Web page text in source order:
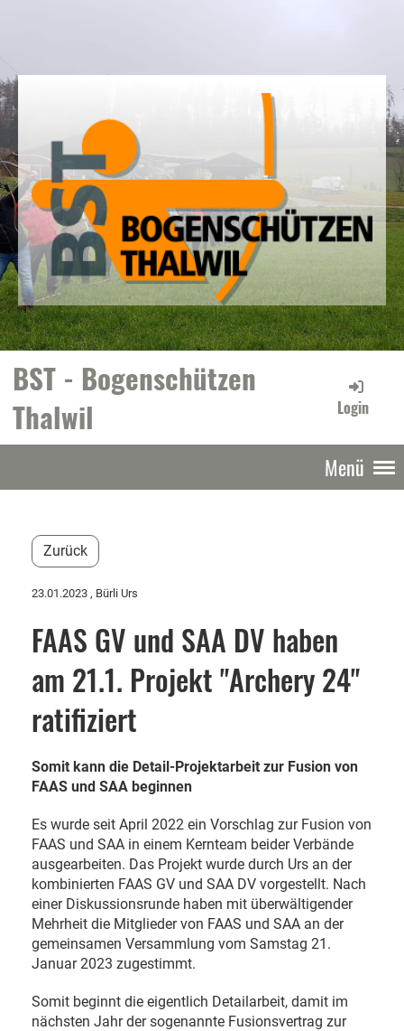
BST - Bogenschützen
Thalwil
Login
Menü
Zurück
23.01.2023 , Bürli Urs
FAAS GV und SAA DV haben
am 21.1. Projekt "Archery 24"
ratifiziert
Somit kann die Detail-Projektarbeit zur Fusion von
FAAS und SAA beginnen
Es wurde seit April 2022 ein Vorschlag zur Fusion von
FAAS und SAA in einem Kernteam beider Verbände
ausgearbeiten. Das Projekt wurde durch Urs an der
kombinierten FAAS GV und SAA DV vorgestellt. Nach
einer Diskussionsrunde haben mit überwältigender
Mehrheit die Mitglieder von FAAS und SAA an der
gemeinsamen Versammlung vom Samstag 21.
Januar 2023 zugestimmt.
Somit beginnt die eigentlich Detailarbeit, damit im
nächsten Jahr der sogenannte Fusionsvertrag zur